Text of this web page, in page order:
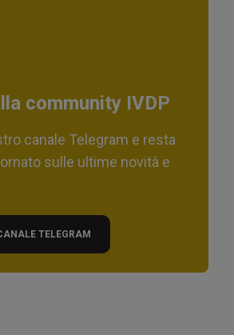
community IVDP
canale Telegram e resta
sulle ultime novità e
TELEGRAM